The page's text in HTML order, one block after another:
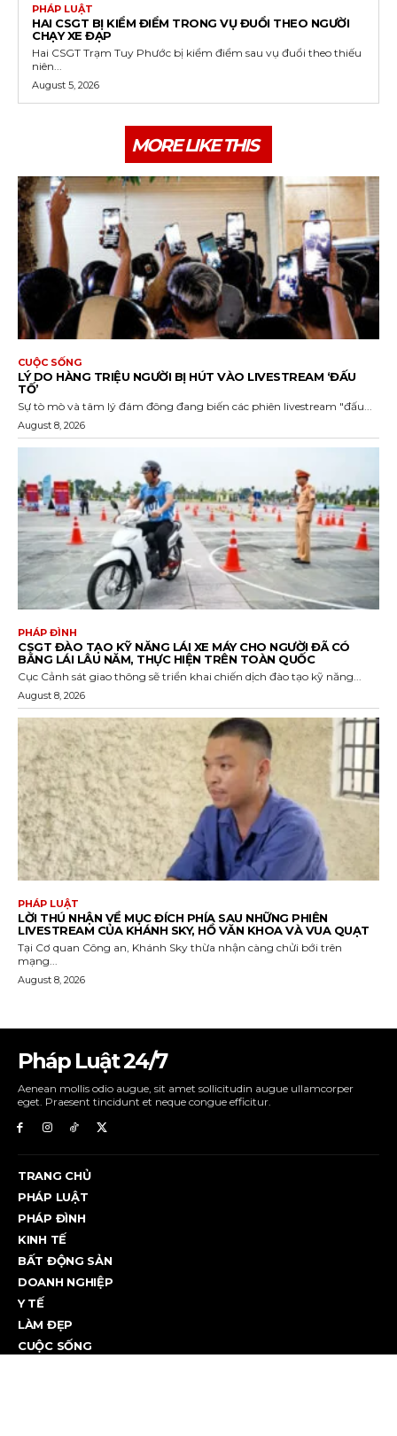
Pháp Luật 24/7
Aenean mollis odio augue, sit amet sollicitudin augue ullamcorper
eget. Praesent tincidunt et neque congue efficitur.
TRANG CHỦ
PHÁP LUẬT
PHÁP ĐÌNH
KINH TẾ
BẤT ĐỘNG SẢN
DOANH NGHIỆP
Y TẾ
LÀM ĐẸP
CUỘC SỐNG